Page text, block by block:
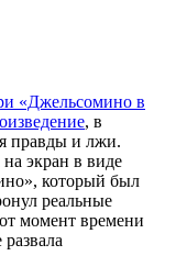
«Джельсомино в
, в
правды и лжи.
на экран в виде
который был
реальные
момент времени